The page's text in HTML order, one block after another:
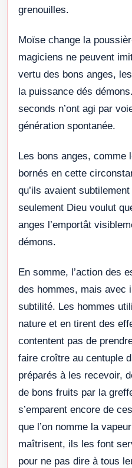
grenouilles.
Moïse change la
magiciens ne peuvent
vertu des bons anges,
la puissance dés
seconds n’ont agi par
génération spontanée.
Les bons anges, comme
bornés en cette
qu’ils avaient
seulement Dieu voulut
anges l’emportât
démons.
En somme, l’action des
des hommes, mais avec
subtilité. Les hommes
nature et en tirent des
contentent pas de
faire croître au centuple
préparés à les recevoir,
de bons fruits par la
s’emparent encore de
que l’on nomme la
maîtrisent, ils les font
pour ne pas dire à tous